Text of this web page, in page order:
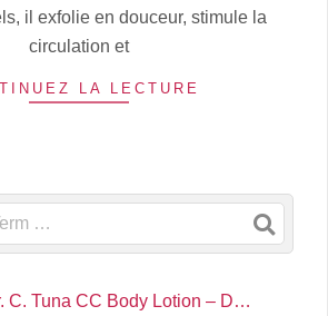
il exfolie en douceur, stimule la
circulation et
LA LECTURE
C. Tuna CC Body Lotion – D…